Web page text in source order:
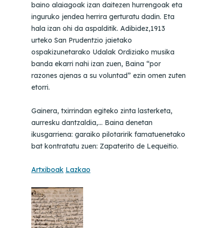
baino alaiagoak izan daitezen hurrengoak eta
inguruko jendea herrira gerturatu dadin. Eta
hala izan ohi da aspalditik. Adibidez,1913
urteko San Prudentzio jaietako
ospakizunetarako Udalak Ordiziako musika
banda ekarri nahi izan zuen, Baina “por
razones ajenas a su voluntad” ezin omen zuten
etorri.
Gainera, txirrindan egiteko zinta lasterketa,
aurresku dantzaldia,… Baina denetan
ikusgarriena: garaiko pilotaririk famatuenetako
bat kontratatu zuen: Zapaterito de Lequeitio.
Artxiboak Lazkao